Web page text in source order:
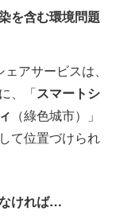
を含む環境問題
アサービスは、
、「スマートシ
（綠色城市）」
て位置づけられ
ければ…